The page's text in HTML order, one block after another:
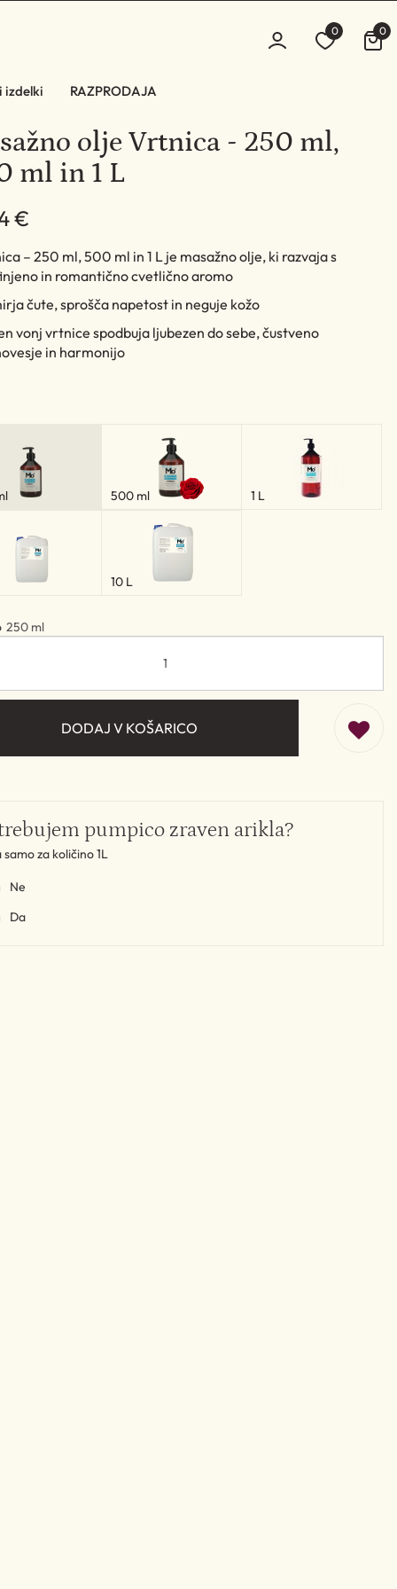
0 0
izdelki RAZPRODAJA
olje Vrtnica - 250 ml,
ml in 1 L
€
– 250 ml, 500 ml in 1 L je masažno olje, ki razvaja s
in romantično cvetlično aromo
čute, sprošča napetost in neguje kožo
vonj vrtnice spodbuja ljubezen do sebe, čustveno
in harmonijo
500 ml 1 L
10 L
250 ml
DODAJ V KOŠARICO
pumpico zraven arikla?
samo za količino 1L
Ne
Da